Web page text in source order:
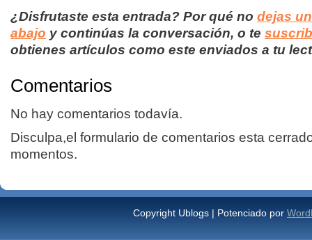
¿Disfrutaste esta entrada? Por qué no dejas
abajo y continúas la conversación, o te
obtienes artículos como este enviados a tu
Comentarios
No hay comentarios todavía.
Disculpa,el formulario de comentarios esta
momentos.
Copyright Ublogs | Potenciado por